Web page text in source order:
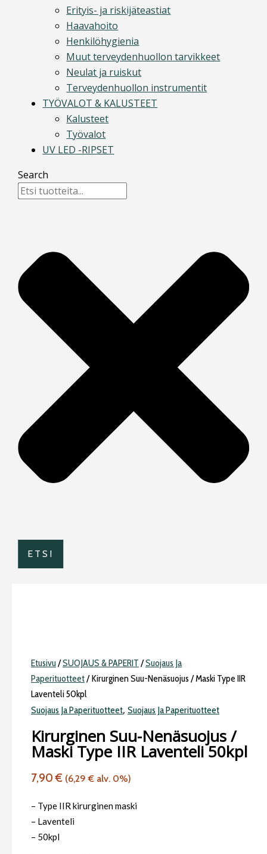
Etusivu/SUOJAUS & PAPERIT /Suojaus Ja
Paperituotteet/ Kirurginen Suu-Nenäsuojus / Maski Type IIR
Laventeli 50kpl
Suojaus Ja Paperituotteet, Suojaus Ja Paperituotteet
Kirurginen Suu-Nenäsuojus /
Maski Type IIR Laventeli 50kpl
7,90€ (6,29€ alv. 0%)
– Type IIR kirurginen maski
– Laventeli
– 50kpl
Erityis- ja riskijäteastiat
Haavahoito
Henkilöhygienia
Muut terveydenhuollon tarvikkeet
Neulat ja ruiskut
Terveydenhuollon instrumentit
TYÖVALOT & KALUSTEET
Kalusteet
Työvalot
UV LED -RIPSET
Search
ETSI